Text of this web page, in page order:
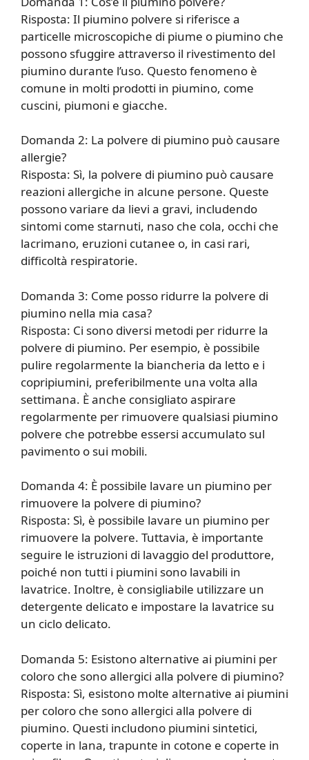
Risposta: Il piumino polvere si riferisce a
particelle microscopiche di piume o piumino che
possono sfuggire attraverso il rivestimento del
piumino durante l’uso. Questo fenomeno è
comune in molti prodotti in piumino, come
cuscini, piumoni e giacche.
Domanda 2: La polvere di piumino può causare
allergie?
Risposta: Sì, la polvere di piumino può causare
reazioni allergiche in alcune persone. Queste
possono variare da lievi a gravi, includendo
sintomi come starnuti, naso che cola, occhi che
lacrimano, eruzioni cutanee o, in casi rari,
difficoltà respiratorie.
Domanda 3: Come posso ridurre la polvere di
piumino nella mia casa?
Risposta: Ci sono diversi metodi per ridurre la
polvere di piumino. Per esempio, è possibile
pulire regolarmente la biancheria da letto e i
copripiumini, preferibilmente una volta alla
settimana. È anche consigliato aspirare
regolarmente per rimuovere qualsiasi piumino
polvere che potrebbe essersi accumulato sul
pavimento o sui mobili.
Domanda 4: È possibile lavare un piumino per
rimuovere la polvere di piumino?
Risposta: Sì, è possibile lavare un piumino per
rimuovere la polvere. Tuttavia, è importante
seguire le istruzioni di lavaggio del produttore,
poiché non tutti i piumini sono lavabili in
lavatrice. Inoltre, è consigliabile utilizzare un
detergente delicato e impostare la lavatrice su
un ciclo delicato.
Domanda 5: Esistono alternative ai piumini per
coloro che sono allergici alla polvere di piumino?
Risposta: Sì, esistono molte alternative ai piumini
per coloro che sono allergici alla polvere di
piumino. Questi includono piumini sintetici,
coperte in lana, trapunte in cotone e coperte in